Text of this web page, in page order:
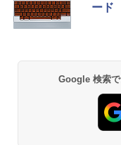
ード
Google 検索